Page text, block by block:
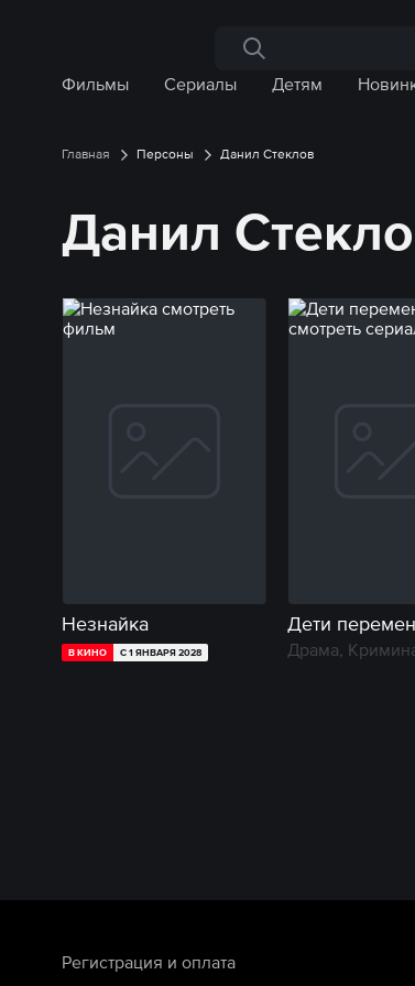
Поиск по сайту
Фильмы
Сериалы Детям
Главная Персоны Данил Стеклов
Данил
Незнайка
В КИНО С 1 ЯНВАРЯ 2028
Дети перемен
Драма,
Регистрация и оплата